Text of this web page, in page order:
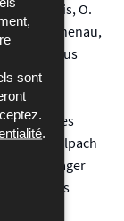
sont
(S. Weis, O.
(W. Rathenau,
du "genius
lettres des
de Colpach
paysager
affinités